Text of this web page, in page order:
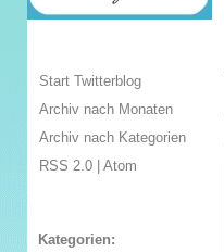
Start Twitterblog
Archiv nach Monaten
Archiv nach Kategorien
RSS 2.0 | Atom
Kategorien: